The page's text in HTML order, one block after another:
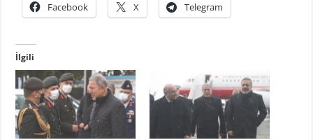
Facebook X Telegram
İlgili